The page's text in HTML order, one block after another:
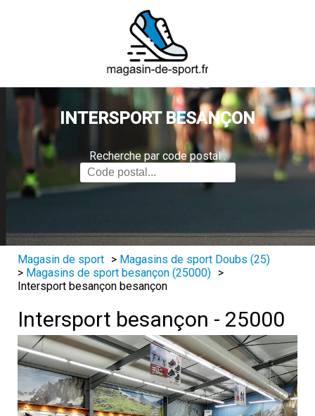
INTERSPORT BESANÇON
Recherche par code postal :
Magasin de sport > Magasins de sport Doubs (25)
> Magasins de sport besançon (25000) >
Intersport besançon besançon
Intersport besançon - 25000